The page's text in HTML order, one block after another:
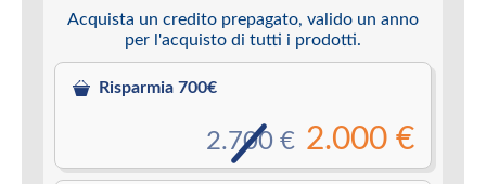
Acquista un credito prepagato, valido un anno
per l'acquisto di tutti i prodotti.
Risparmia 700€
2.000 €
2.700 €